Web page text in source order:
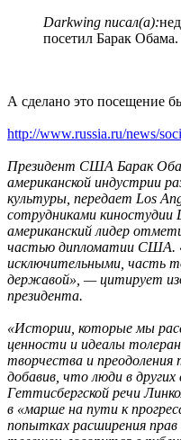
Darkwing писал(а):
посетил Барак Обама.
А сделано это посещение
http://www.russia.ru/news/
Президент США Барак
американской индустрии
культуры, передает Los
сотрудниками киностудии
американский лидер
частью дипломатии США.
исключительными, часть
державой», — цитирует
президента.
«Истории, которые мы
ценности и идеалы
творчества и
добавив, что люди в
Геттисбергской речи
в «марше на пути к
попытках расширения прав